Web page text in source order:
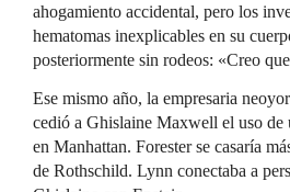
ahogamiento accidental, pero los
hematomas inexplicables en su
posteriormente sin rodeos: «Creo
Ese mismo año, la empresaria
cedió a Ghislaine Maxwell el uso de
en Manhattan. Forester se casaría
de Rothschild. Lynn conectaba a